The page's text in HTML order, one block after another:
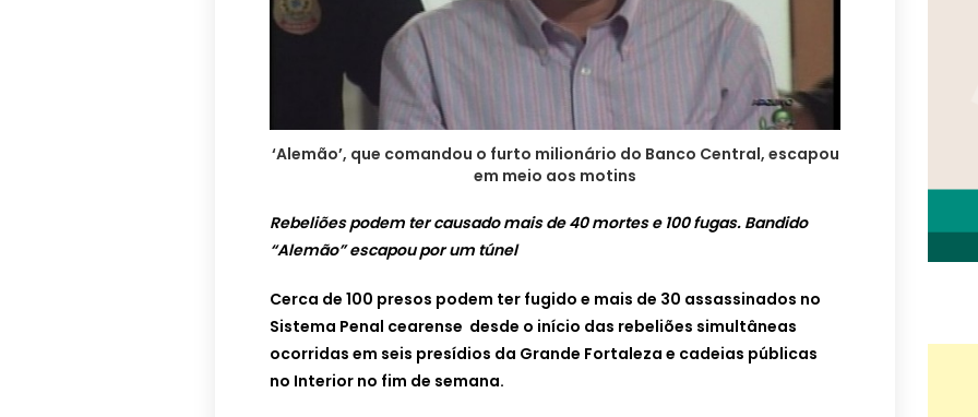
‘Alemão’, que comandou o furto milionário do Banco Central, escapou
em meio aos motins
Rebeliões podem ter causado mais de 40 mortes e 100 fugas. Bandido
“Alemão” escapou por um túnel
Cerca de 100 presos podem ter fugido e mais de 30 assassinados no
Sistema Penal cearense desde o início das rebeliões simultâneas
ocorridas em seis presídios da Grande Fortaleza e cadeias públicas
no Interior no fim de semana.